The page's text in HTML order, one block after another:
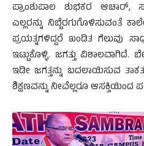
ಪ್ರಾಂಶುಪಾಲ ಶುಭಕರ ಆಚಾರ್,
ಎಲ್ಲರನ್ನು ನಿಬ್ಬೆರಗುಗೊಳಿಸುವಂತೆ
ಪ್ರಯತ್ನಗಳಿದ್ದರೆ ಖಂಡಿತ ಗೆಲುವು
ಇಟ್ಟುಕೊಳ್ಳಿ. ಜಗತ್ತು
ಇಡೀ ಜಗತ್ತನ್ನು ಬದಲಾಯಿಸುವ
ಶಿಕ್ಷಣವನ್ನು ನೀವೆಲ್ಲರೂ